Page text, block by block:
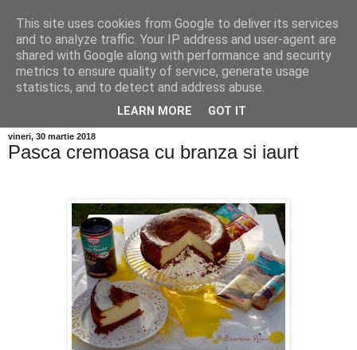
vineri, 30 martie 2018
Pasca cremoasa cu branza si iaurt
This site uses cookies from Google to deliver its services
and to analyze traffic. Your IP address and user-agent are
shared with Google along with performance and security
metrics to ensure quality of service, generate usage
statistics, and to detect and address abuse.
LEARN MORE GOT IT